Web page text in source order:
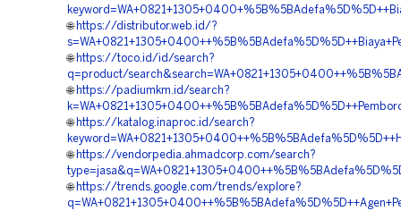
🌐 https://distributor.web.id/?
🌐 https://toco.id/id/search?
q=product/
🌐 https://padiumkm.id/search?
🌐 https://katalog.inaproc.id/search?
🌐 https://vendorpedia.ahmadcorp.com/search?
🌐 https://trends.google.com/trends/explore?